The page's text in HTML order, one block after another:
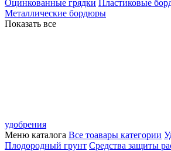
Оцинкованные грядки Пластиковые
Металлические бордюры
Показать все
удобрения
Меню каталога Все тоавары категории
Плодородный грунт Средства защиты